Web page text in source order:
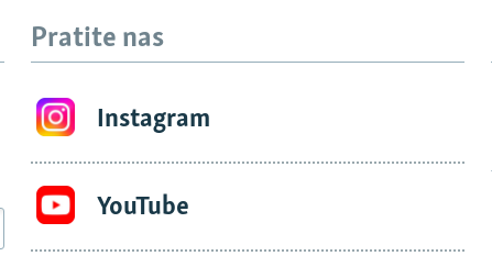
Pratite nas
Instagram
YouTube